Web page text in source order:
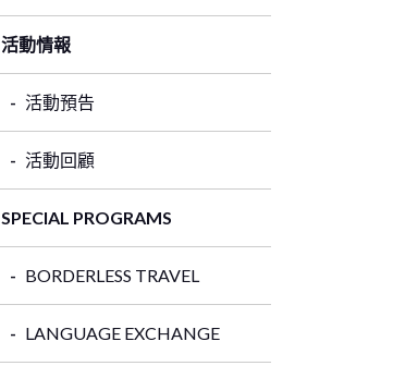
活動情報
活動預告
活動回顧
SPECIAL PROGRAMS
BORDERLESS TRAVEL
LANGUAGE EXCHANGE